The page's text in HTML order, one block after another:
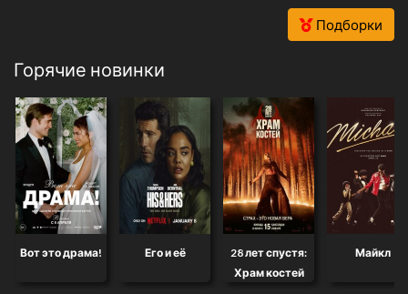
Подборки
Горячие новинки
Вот это драма! Его и её
28 лет спустя:
Храм костей
Майкл